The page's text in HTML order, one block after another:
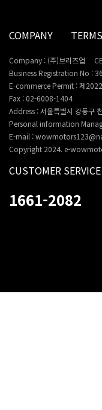
COMPANY TERMS
Company : (주)브리즈업
Business Registration No :
E-commerce Permit : 제
Fax : 02-6008-1404
Address : 서울특별시 강동구
Personal information
E-mail :
Copyright 2024. e-
CUSTOMER SERVICE
1661-2082